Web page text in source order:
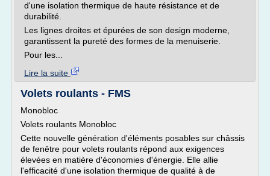
d'une isolation thermique de haute résistance et de
durabilité.
Les lignes droites et épurées de son design moderne,
garantissent la pureté des formes de la menuiserie.
Pour les...
Lire la suite
Volets roulants - FMS
Monobloc
Volets roulants Monobloc
Cette nouvelle génération d'éléments posables sur châssis
de fenêtre pour volets roulants répond aux exigences
élevées en matière d'économies d'énergie. Elle allie
l'efficacité d'une isolation thermique de qualité à de